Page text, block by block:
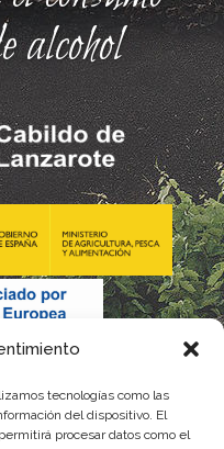
tecnologías como las
del dispositivo. El
procesar datos como el
alcohol